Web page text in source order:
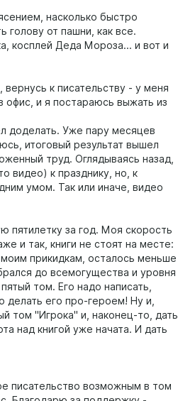
насколько быстро
голову от пашни, как все.
косплей Деда Мороза... и вот и
к писательству - у меня
и я постараюсь выжать из
доделать. Уже пару месяцев
итоговый результат вышел
труд. Оглядываясь назад,
видео) к празднику, но, к
умом. Так или иначе, видео
пятилетку за год. Моя скорость
и так, книги не стоят на месте:
прикидкам, осталось меньше
до всемогущества и уровня
том. Его надо написать,
делать его про-героем! Ну и,
том "Игрока" и, наконец-то, дать
над книгой уже начата. И дать
писательство возможным в том